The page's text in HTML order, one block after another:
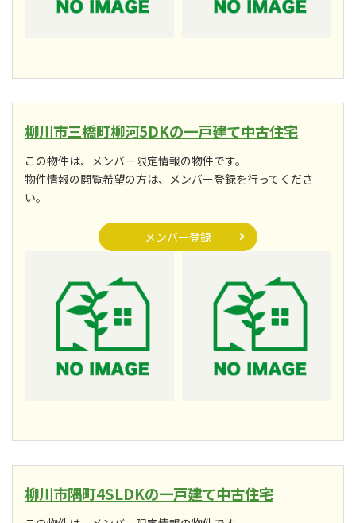
柳川市三橋町柳河5DKの一戸建て中古住宅
この物件は、メンバー限定情報の物件です。
物件情報の閲覧希望の方は、メンバー登録を行ってくださ
い。
メンバー登録
柳川市隅町4SLDKの一戸建て中古住宅